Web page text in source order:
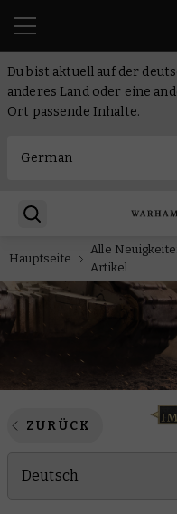
Du bist aktuell auf der
anderes Land oder eine
Ort passende Inhalte.
Hauptseite
Alle
Artikel
ZURÜCK
Deutsch